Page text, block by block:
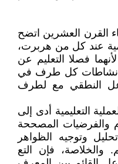
القرن العشرين اتضح
عند كل من هربرت،
فصلا التعليم عن
نشاطات كل طرف في
النطقي مع لطرف
التعليمية أدى إلى
والفرضيات المصححة
وتوجيه الظواهر
والخلاصة، فإن التع